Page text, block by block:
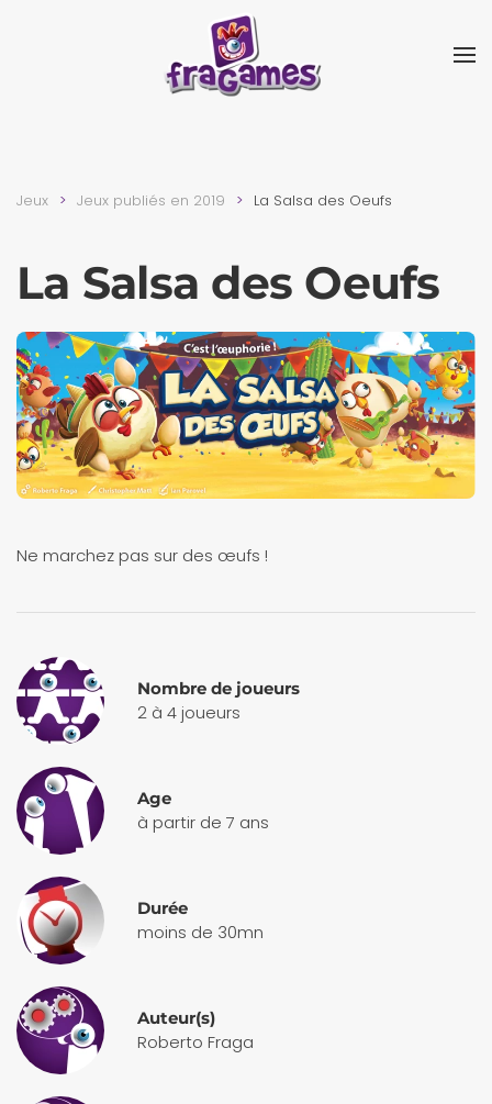
Skip to main content
Jeux Jeux publiés en 2019 La Salsa des Oeufs
La Salsa des Oeufs
Ne marchez pas sur des œufs !
Nombre de joueurs
2 à 4 joueurs
Age
à partir de 7 ans
Durée
moins de 30mn
Auteur(s)
Roberto Fraga